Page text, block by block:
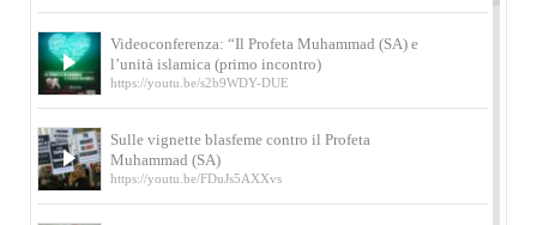
Videoconferenza: “Il Profeta Muhammad (SA) e
l’unità islamica (primo incontro)
https://youtu.be/s2b9WDY-DUE
Sulle vignette blasfeme contro il Profeta
Muhammad (SA)
https://youtu.be/FDuJs5AXXvs